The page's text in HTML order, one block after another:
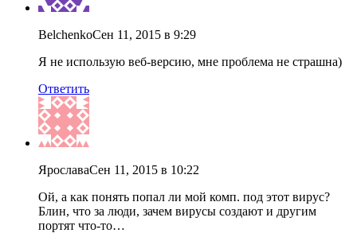
BelchenkoСен 11, 2015 в 9:29
Я не использую веб-версию, мне проблема не страшна)
Ответить
ЯрославаСен 11, 2015 в 10:22
Ой, а как понять попал ли мой комп. под этот вирус?
Блин, что за люди, зачем вирусы создают и другим
портят что-то…